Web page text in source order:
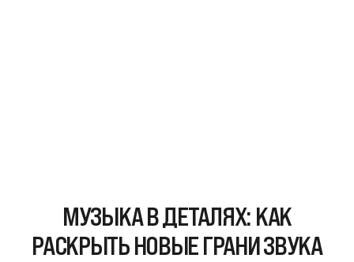
МУЗЫКА В ДЕТАЛЯХ: КАК
РАСКРЫТЬ НОВЫЕ ГРАНИ ЗВУКА